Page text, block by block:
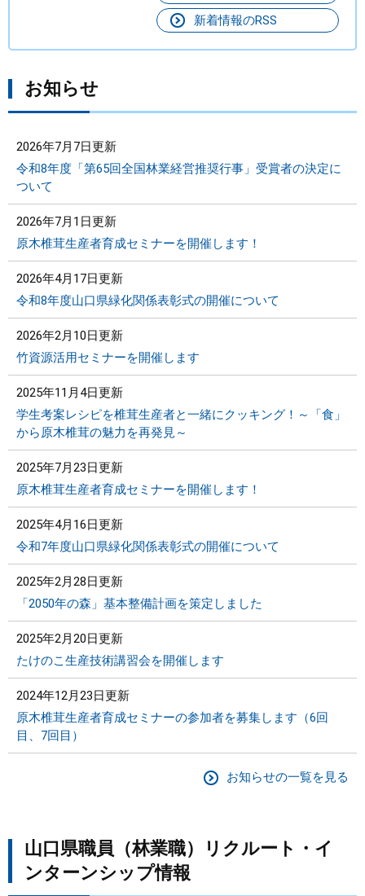
新着情報のRSS
お知らせ
2026年7月7日更新
令和8年度「第65回全国林業経営推奨行事」受賞者の決定に
ついて
2026年7月1日更新
原木椎茸生産者育成セミナーを開催します！
2026年4月17日更新
令和8年度山口県緑化関係表彰式の開催について
2026年2月10日更新
竹資源活用セミナーを開催します
2025年11月4日更新
学生考案レシピを椎茸生産者と一緒にクッキング！～「食」
から原木椎茸の魅力を再発見～
2025年7月23日更新
原木椎茸生産者育成セミナーを開催します！
2025年4月16日更新
令和7年度山口県緑化関係表彰式の開催について
2025年2月28日更新
「2050年の森」基本整備計画を策定しました
2025年2月20日更新
たけのこ生産技術講習会を開催します
2024年12月23日更新
原木椎茸生産者育成セミナーの参加者を募集します（6回
目、7回目）
お知らせの一覧を見る
山口県職員（林業職）リクルート・イ
ンターンシップ情報